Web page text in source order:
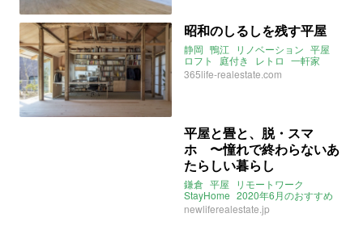
昭和のしるしを残す平屋
静岡 鴨江 リノベーション 平屋
ロフト
庭付き レトロ 一軒家
2020年6月のおすすめ
365life-realestate.com
平屋と畳と、脱・スマ
ホ 〜憧れで終わらないあ
たらしい暮らし
鎌倉 平屋
リモートワーク
StayHome 2020年6月のおすすめ
憧れで終わらないあたらしい暮らし
ストーリー
newliferealestate.jp